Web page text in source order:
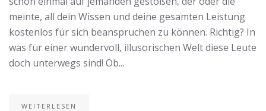
meinte, all dein Wissen und deine gesamten Leistung
kostenlos für sich beanspruchen zu können. Richtig? In
was für einer wundervoll, illusorischen Welt diese Leute
doch unterwegs sind! Ob...
WEITERLESEN